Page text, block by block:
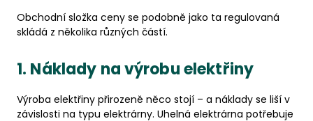
Obchodní složka ceny se podobně jako ta regulovaná
skládá z několika různých částí.
1. Náklady na výrobu elektřiny
Výroba elektřiny přirozeně něco stojí – a náklady se liší v
závislosti na typu elektrárny. Uhelná elektrárna potřebuje